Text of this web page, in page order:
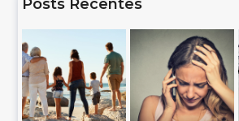
Posts Recentes